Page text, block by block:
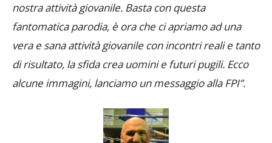
nostra attività giovanile. Basta con questa
fantomatica parodia, è ora che ci apriamo ad una
vera e sana attività giovanile con incontri reali e tanto
di risultato, la sfida crea uomini e futuri pugili. Ecco
alcune immagini, lanciamo un messaggio alla FPI”.